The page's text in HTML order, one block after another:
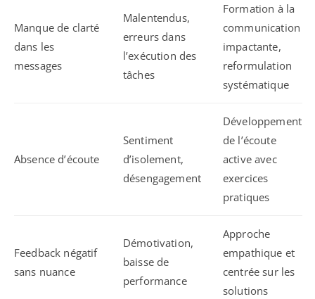
Manque de clarté
dans les
messages
Malentendus,
erreurs dans
l’exécution des
tâches
Formation à la
communication
impactante,
reformulation
systématique
Absence d’écoute
Sentiment
d’isolement,
désengagement
Développement
de l’écoute
active avec
exercices
pratiques
Feedback négatif
sans nuance
Démotivation,
baisse de
performance
Approche
empathique et
centrée sur les
solutions